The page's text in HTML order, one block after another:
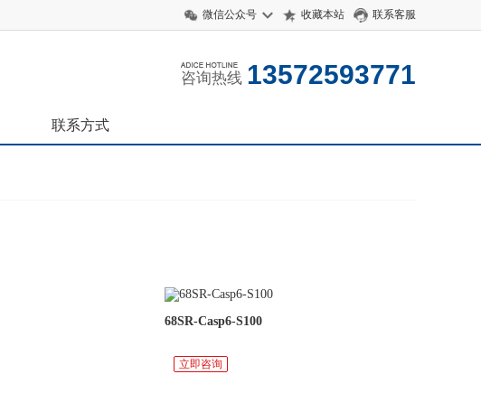
微信公众号 收藏本站 联系客服
咨询热线 13572593771
联系方式
68SR-Casp6-S100
立即咨询